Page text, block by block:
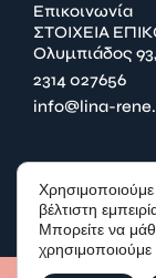
Επικοινωνία
ΣΤΟΙΧΕΙΑ
Ολυμπιάδος
2314 027656
info@lina-
βέλτιστη
Μπορείτε να
χρησιμοποιούμε